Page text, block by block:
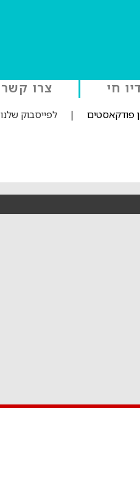
חי צרו קשר
פודקאסטים | לפייסבוק שלנו